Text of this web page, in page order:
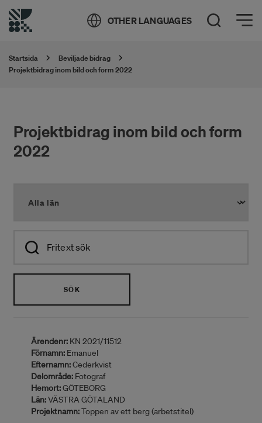
OTHER LANGUAGES Öppna sök
Öppna meny
Startsida
Beviljade bidrag
Projektbidrag inom bild och form 2022
Projektbidrag inom bild och form
2022
SÖK
Ärendenr: KN 2021/11512
Förnamn: Emanuel
Efternamn:Cederkvist
Delområde: Fotograf
Hemort:GÖTEBORG
Län:VÄSTRA GÖTALAND
Projektnamn:Toppen av ett berg (arbetstitel)